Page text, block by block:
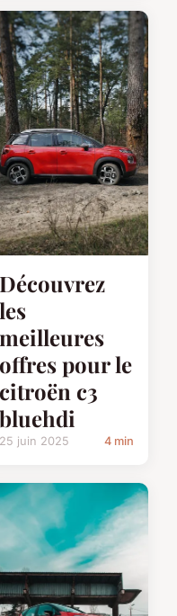
Découvrez
les
meilleures
offres pour le
citroën c3
bluehdi
25 juin 2025 4 min